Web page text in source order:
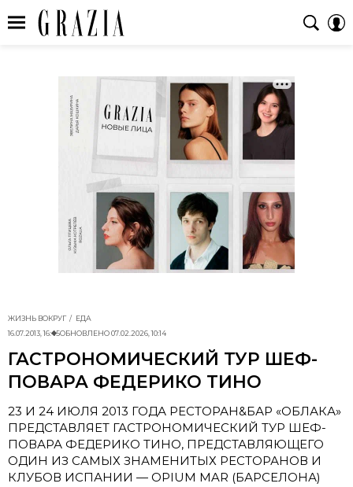
ЖИЗНЬ ВОКРУГ
ЕДА
16.07.2013, 16:45ОБНОВЛЕНО07.02.2026, 10:14
ГАСТРОНОМИЧЕСКИЙ ТУР ШЕФ-
ПОВАРА ФЕДЕРИКО ТИНО
23 И 24 ИЮЛЯ 2013 ГОДА РЕСТОРАН&БАР «ОБЛАКА»
ПРЕДСТАВЛЯЕТ ГАСТРОНОМИЧЕСКИЙ ТУР ШЕФ-
ПОВАРА ФЕДЕРИКО ТИНО, ПРЕДСТАВЛЯЮЩЕГО
ОДИН ИЗ САМЫХ ЗНАМЕНИТЫХ РЕСТОРАНОВ И
КЛУБОВ ИСПАНИИ — OPIUM MAR (БАРСЕЛОНА)